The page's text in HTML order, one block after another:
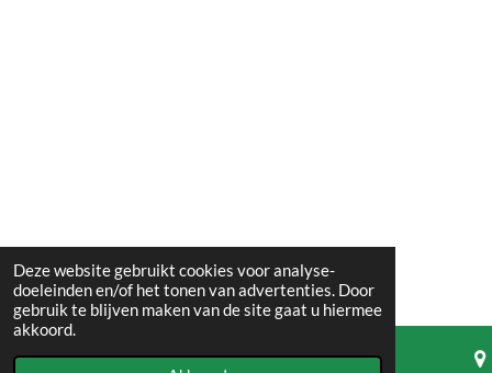
Deze website gebruikt cookies voor analyse-
doeleinden en/of het tonen van advertenties. Door
gebruik te blijven maken van de site gaat u hiermee
akkoord.